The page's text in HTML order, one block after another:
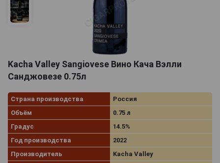
Kacha Valley Sangiovese Вино Кача Вэлли
Санджовезе 0.75л
Страна производства
Россия
Объём
0.75 л
Градус
14.5%
Год производства
2022
Производитель
Kacha Valley